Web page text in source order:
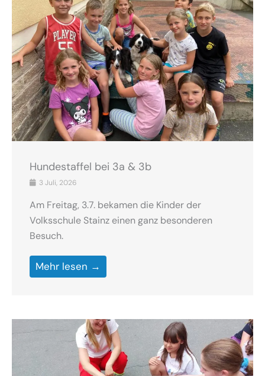
Hundestaffel bei 3a & 3b
3 Juli, 2026
Am Freitag, 3.7. bekamen die Kinder der
Volksschule Stainz einen ganz besonderen
Besuch.
Mehr lesen →